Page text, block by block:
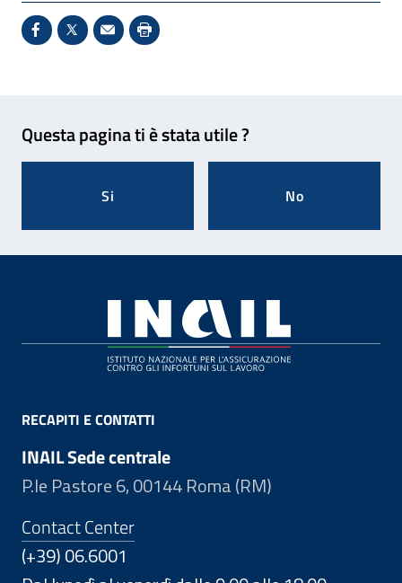
Condividi su Facebook - Sito esterno - Apertura in
X - Sito esterno - Apertura in nuova finestra
Invio Mail: apre il programma di posta
Stampa pagina: scelta meno
Questa pagina ti è stata utile ?
Si No
RECAPITI E CONTATTI
INAIL Sede centrale
P.le Pastore 6, 00144 Roma (RM)
Contact Center
(+39) 06.6001